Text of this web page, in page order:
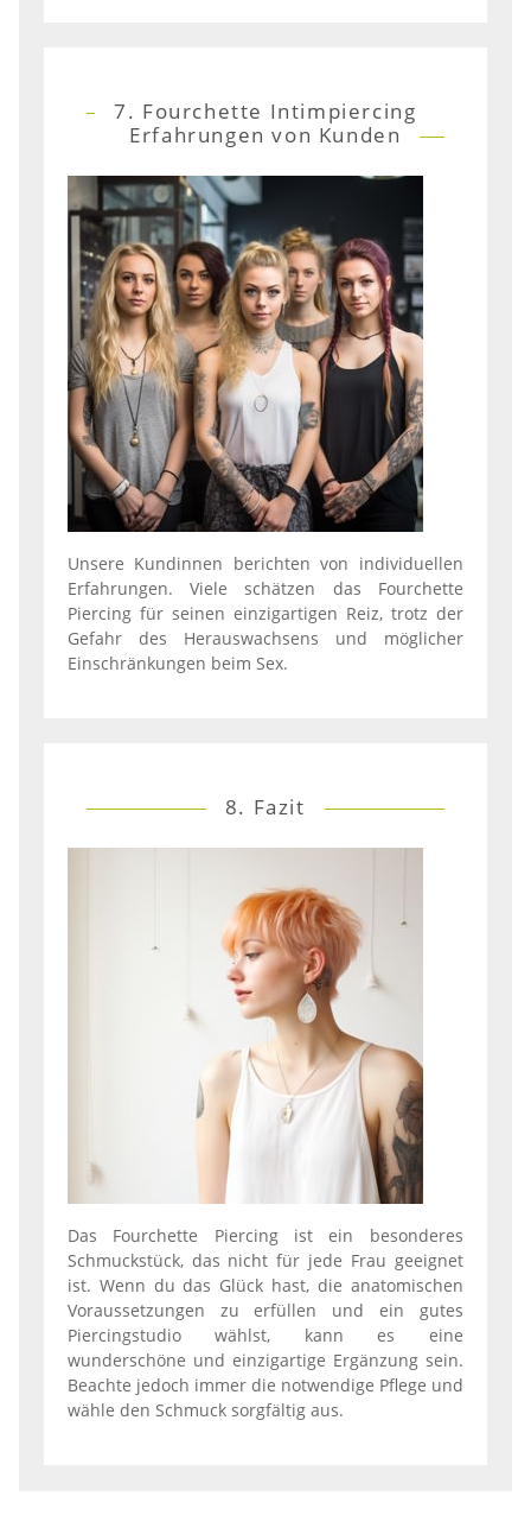
7. Fourchette Intimpiercing
Erfahrungen von Kunden
Unsere Kundinnen berichten von individuellen
Erfahrungen. Viele schätzen das Fourchette
Piercing für seinen einzigartigen Reiz, trotz der
Gefahr des Herauswachsens und möglicher
Einschränkungen beim Sex.
8. Fazit
Das Fourchette Piercing ist ein besonderes
Schmuckstück, das nicht für jede Frau geeignet
ist. Wenn du das Glück hast, die anatomischen
Voraussetzungen zu erfüllen und ein gutes
Piercingstudio wählst, kann es eine
wunderschöne und einzigartige Ergänzung sein.
Beachte jedoch immer die notwendige Pflege und
wähle den Schmuck sorgfältig aus.